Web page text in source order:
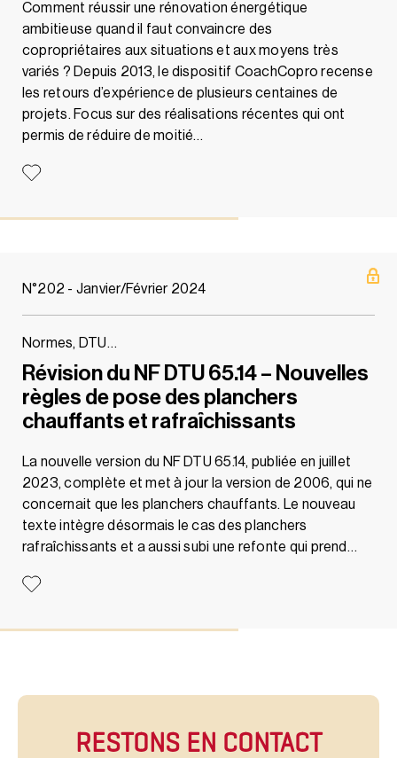
Comment réussir une rénovation énergétique
ambitieuse quand il faut convaincre des
copropriétaires aux situations et aux moyens très
variés ? Depuis 2013, le dispositif CoachCopro recense
les retours d’expérience de plusieurs centaines de
projets. Focus sur des réalisations récentes qui ont
permis de réduire de moitié…
N°202 - Janvier/Février 2024
Normes, DTU…
Révision du NF DTU 65.14 – Nouvelles
règles de pose des planchers
chauffants et rafraîchissants
La nouvelle version du NF DTU 65.14, publiée en juillet
2023, complète et met à jour la version de 2006, qui ne
concernait que les planchers chauffants. Le nouveau
texte intègre désormais le cas des planchers
rafraîchissants et a aussi subi une refonte qui prend…
RESTONS EN CONTACT